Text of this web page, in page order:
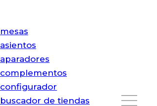
mesas
asientos
aparadores
complementos
configurador
buscador de tiendas